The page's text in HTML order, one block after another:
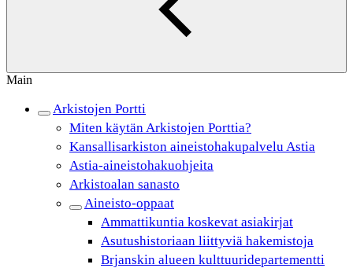
Main
Arkistojen Portti
Miten käytän Arkistojen Porttia?
Kansallisarkiston aineistohakupalvelu Astia
Astia-aineistohakuohjeita
Arkistoalan sanasto
Aineisto-oppaat
Ammattikuntia koskevat asiakirjat
Asutushistoriaan liittyviä hakemistoja
Brjanskin alueen kulttuuridepartementti